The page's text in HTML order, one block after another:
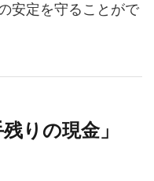
安定を守ることがで
りの現金」